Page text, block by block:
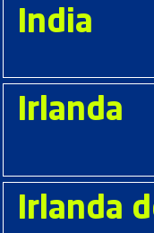
India
Irlanda
Irlanda